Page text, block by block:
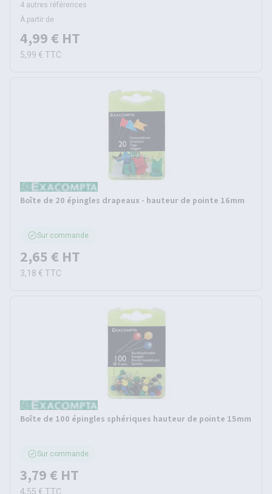
4 autres références
À partir de
4,99 € HT
5,99 € TTC
Boîte de 20 épingles drapeaux - hauteur de pointe 16mm
Sur commande
2,65 € HT
3,18 € TTC
Boîte de 100 épingles sphériques hauteur de pointe 15mm
Sur commande
3,79 € HT
4,55 € TTC